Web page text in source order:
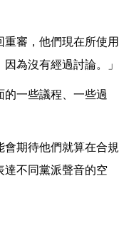
審，他們現在所使用
為沒有經過討論。」
一些議程、一些過
期待他們就算在合規
達不同黨派聲音的空